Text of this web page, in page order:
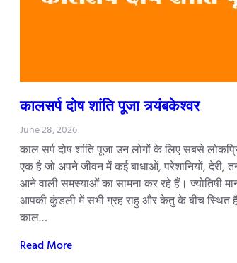
कालसर्प दोष शांति पूजा त्र्यंबकेश्वर
June 28, 2026
काल सर्प दोष शांति पूजा उन लोगों के लिए सबसे
एक है जो अपने जीवन में कई बाधाओं, परेशानियों, देरी,
आने वाली समस्याओं का सामना कर रहे हैं। ज्योतिषी
आपकी कुंडली में सभी ग्रह राहु और केतु के बीच स्थित
काल…
Read More